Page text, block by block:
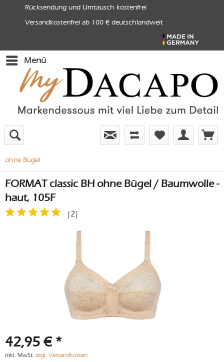
Rücksendung und Umtausch kostenfrei
Versandkostenfrei ab 100 € deutschlandweit
Menü
ohne Bügel
FORMAT classic BH ohne Bügel / Baumwolle -
haut, 105F
(2)
42,95 € *
inkl. MwSt. zzgl. Versandkosten